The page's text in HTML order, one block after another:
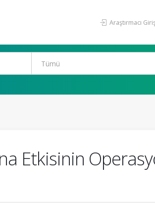
Araştırmacı
Etkisinin